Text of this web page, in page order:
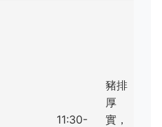
11:30-
豬排
厚
實，